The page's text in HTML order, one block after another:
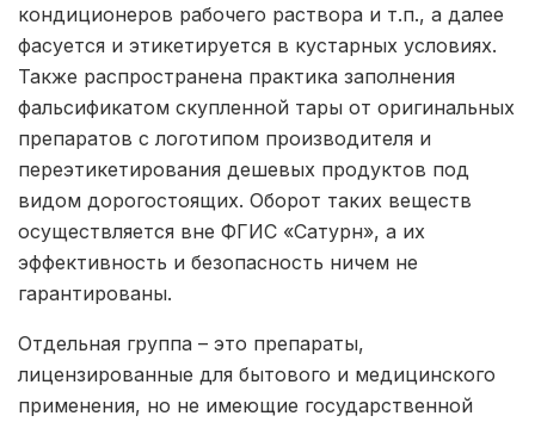
кондиционеров рабочего раствора и т.п., а далее
фасуется и этикетируется в кустарных условиях.
Также распространена практика заполнения
фальсификатом скупленной тары от оригинальных
препаратов с логотипом производителя и
переэтикетирования дешевых продуктов под
видом дорогостоящих. Оборот таких веществ
осуществляется вне ФГИС «Сатурн», а их
эффективность и безопасность ничем не
гарантированы.
Отдельная группа – это препараты,
лицензированные для бытового и медицинского
применения, но не имеющие государственной